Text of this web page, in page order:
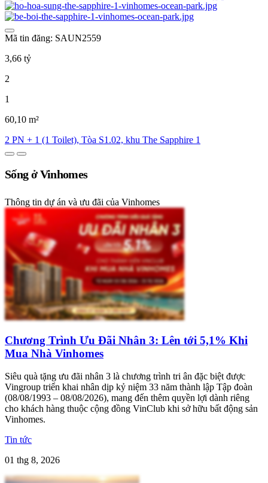
Mã tin đăng: SAUN2559
3,66 tỷ
2
1
60,10 m²
2 PN + 1 (1 Toilet), Tòa S1.02, khu The Sapphire 1
Sống ở Vinhomes
Thông tin dự án và ưu đãi của Vinhomes
Chương Trình Ưu Đãi Nhân 3: Lên tới 5,1% Khi
Mua Nhà Vinhomes
Siêu quà tặng ưu đãi nhân 3 là chương trình tri ân đặc biệt được
Vingroup triển khai nhân dịp kỷ niệm 33 năm thành lập Tập đoàn
(08/08/1993 – 08/08/2026), mang đến thêm quyền lợi dành riêng
cho khách hàng thuộc cộng đồng VinClub khi sở hữu bất động sản
Vinhomes.
Tin tức
01 thg 8, 2026